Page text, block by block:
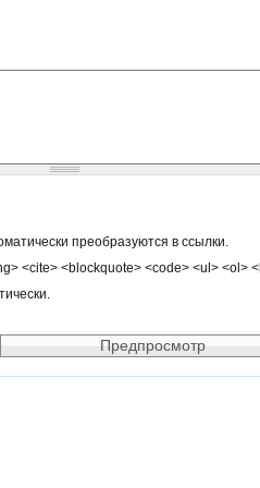
преобразуются в ссылки.
<cite> <blockquote> <code> <ul> <ol>